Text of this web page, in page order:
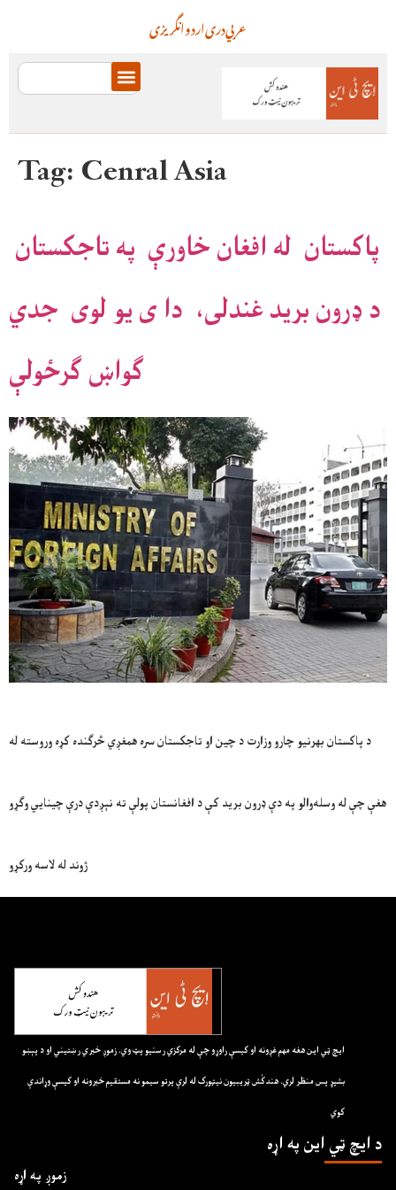
انگریزیاردودریعربي
Tag:Cenral Asia
د ډرون برید غندلی، دا ی یو لوی جدي
ګواښ ګرځولې
د پاکستان بهرنیو چارو وزارت د چین او تاجکستان سره همغږي څرګنده کړه وروسته له
هغې چې له وسله‌والو په دې ډرون برید کې د افغانستان پولې ته نېږدې درې چینایي وګړو
ژوند له لاسه ورکړو
ايچ ټي اين هغه مهم غږونه او کيسې راوړو چې له مرکزي رسنيو پټ وي. زموږ خبري رښتيني او د پېښو
بشپړ پس منظر لري. هندکُش ټريبيون نيټورک له لرې پرتو سيمو نه مستقيم خبرونه او کيسې وړاندې
کوي
د ايچ ټي اين په اړه
زموږ په اړه